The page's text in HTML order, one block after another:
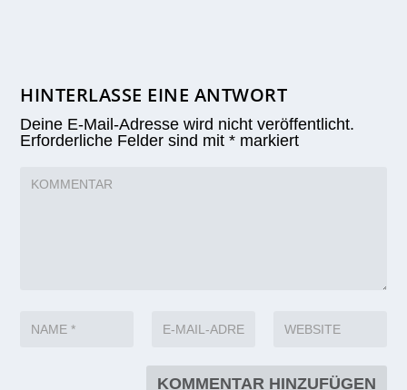
HINTERLASSE EINE ANTWORT
Deine E-Mail-Adresse wird nicht veröffentlicht.
Erforderliche Felder sind mit* markiert